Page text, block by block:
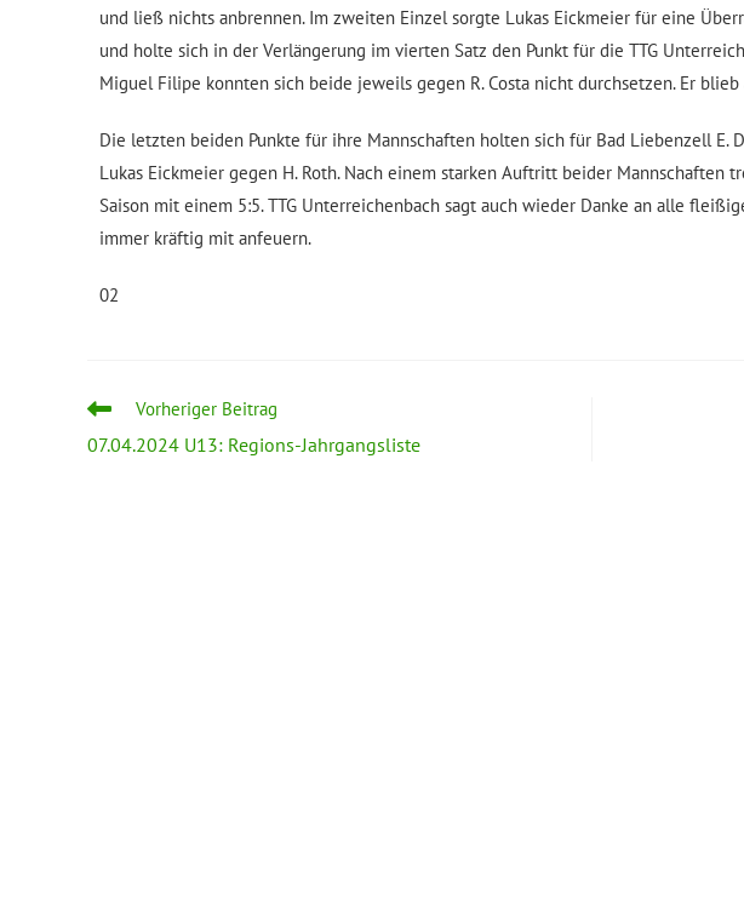
und ließ nichts anbrennen. Im zweiten Einzel sorgte Lukas Eickmeier für eine
und holte sich in der Verlängerung im vierten Satz den Punkt für die TTG
Miguel Filipe konnten sich beide jeweils gegen R. Costa nicht durchsetzen. Er blieb
Die letzten beiden Punkte für ihre Mannschaften holten sich für Bad Liebenzell E.
Lukas Eickmeier gegen H. Roth. Nach einem starken Auftritt beider
Saison mit einem 5:5. TTG Unterreichenbach sagt auch wieder Danke an alle
immer kräftig mit anfeuern.
02
Vorheriger Beitrag
07.04.2024 U13: Regions-Jahrgangsliste